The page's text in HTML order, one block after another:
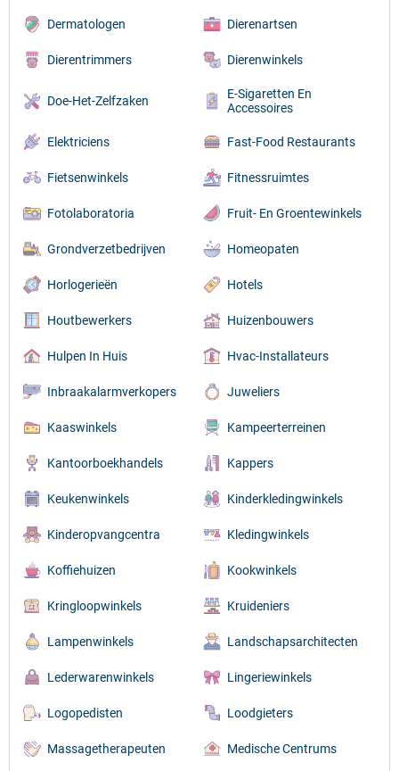
Dermatologen Dierenartsen
Dierentrimmers Dierenwinkels
Doe-Het-Zelfzaken
E-Sigaretten En
Accessoires
Elektriciens Fast-Food Restaurants
Fietsenwinkels Fitnessruimtes
Fotolaboratoria Fruit- En Groentewinkels
Grondverzetbedrijven Homeopaten
Horlogerieën Hotels
Houtbewerkers Huizenbouwers
Hulpen In Huis Hvac-Installateurs
Inbraakalarmverkopers Juweliers
Kaaswinkels Kampeerterreinen
Kantoorboekhandels Kappers
Keukenwinkels Kinderkledingwinkels
Kinderopvangcentra Kledingwinkels
Koffiehuizen Kookwinkels
Kringloopwinkels Kruideniers
Lampenwinkels Landschapsarchitecten
Lederwarenwinkels Lingeriewinkels
Logopedisten Loodgieters
Massagetherapeuten Medische Centrums